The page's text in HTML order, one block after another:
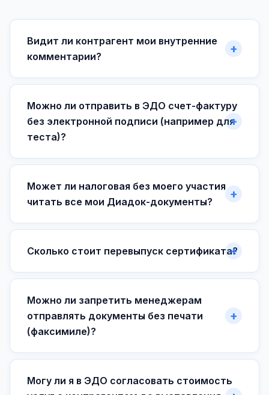
Видит ли контрагент мои внутренние
комментарии?
Можно ли отправить в ЭДО счет-фактуру
без электронной подписи (например для
теста)?
Может ли налоговая без моего участия
читать все мои Диадок-документы?
Сколько стоит перевыпуск сертификата?
Можно ли запретить менеджерам
отправлять документы без печати
(факсимиле)?
Могу ли я в ЭДО согласовать стоимость